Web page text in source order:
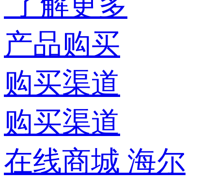
产品购买
购买渠道
购买渠道
在线商城 海尔